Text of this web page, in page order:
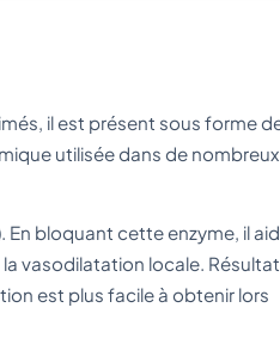
il est présent sous forme
utilisée dans de nombreux
bloquant cette enzyme, il
vasodilatation locale.
est plus facile à obtenir lors